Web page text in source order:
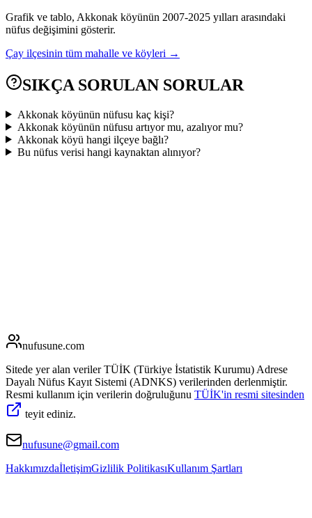
Grafik ve tablo, Akkonak köyünün 2007-2025 yılları arasındaki
nüfus değişimini gösterir.
Çay ilçesinin tüm mahalle ve köyleri →
SIKÇA SORULAN SORULAR
Akkonak köyünün nüfusu kaç kişi?
Akkonak köyünün nüfusu artıyor mu, azalıyor mu?
Akkonak köyü hangi ilçeye bağlı?
Bu nüfus verisi hangi kaynaktan alınıyor?
nufusune.com
Sitede yer alan veriler TÜİK (Türkiye İstatistik Kurumu) Adrese
Dayalı Nüfus Kayıt Sistemi (ADNKS) verilerinden derlenmiştir.
Resmi kullanım için verilerin doğruluğunu TÜİK'in resmi sitesinden
teyit ediniz.
nufusune@gmail.com
HakkımızdaİletişimGizlilik PolitikasıKullanım Şartları